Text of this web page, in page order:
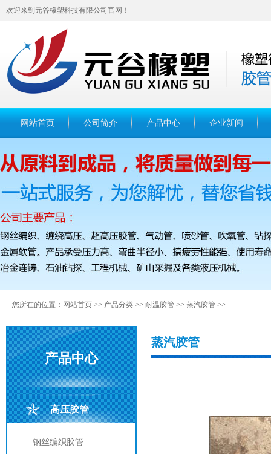
欢迎来到元谷橡塑科技有限公司官网！
网站首页 公司简介 产品中心 企业新闻
您所在的位置： 网站首页 >> 产品分类 >> 耐温胶管 >> 蒸汽胶管 >>
产品中心
高压胶管
钢丝编织胶管
蒸汽胶管